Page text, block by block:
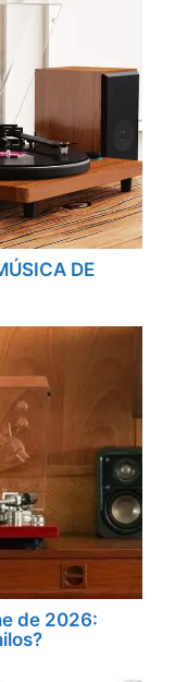
DE
de 2026: